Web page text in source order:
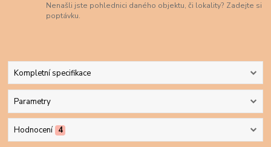
Nenašli jste pohlednici daného objektu, či lokality? Zadejte si
poptávku.
Kompletní specifikace
Parametry
Hodnocení 4